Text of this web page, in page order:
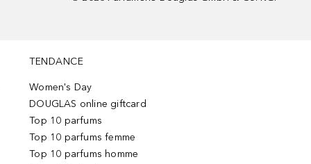
TENDANCE
Women's Day
DOUGLAS online giftcard
Top 10 parfums
Top 10 parfums femme
Top 10 parfums homme